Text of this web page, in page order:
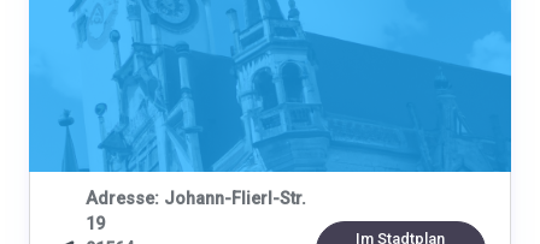
Adresse: Johann-Flierl-Str.
19
Im Stadtplan